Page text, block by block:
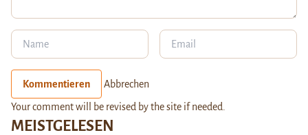
MEISTGELESEN
Kommentieren Abbrechen
Your comment will be revised by the site if needed.